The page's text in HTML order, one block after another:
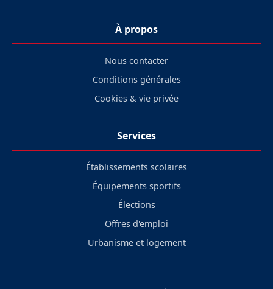
À propos
Nous contacter
Conditions générales
Cookies & vie privée
Services
Établissements scolaires
Équipements sportifs
Élections
Offres d'emploi
Urbanisme et logement